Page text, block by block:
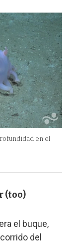
en el
(too)
el buque,
del